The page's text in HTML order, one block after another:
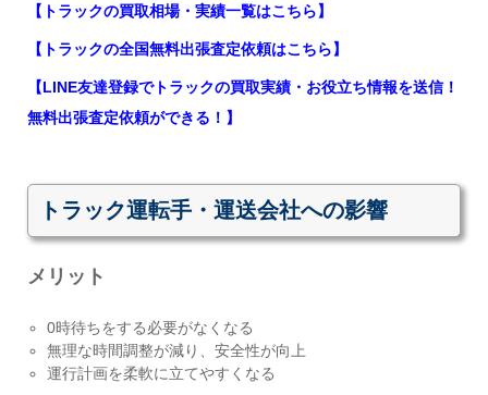
【トラックの買取相場・実績一覧はこちら】
【トラックの全国無料出張査定依頼はこちら】
【LINE友達登録でトラックの買取実績・お役立ち情報を送信！
無料出張査定依頼ができる！】
トラック運転手・運送会社への影響
メリット
0時待ちをする必要がなくなる
無理な時間調整が減り、安全性が向上
運行計画を柔軟に立てやすくなる